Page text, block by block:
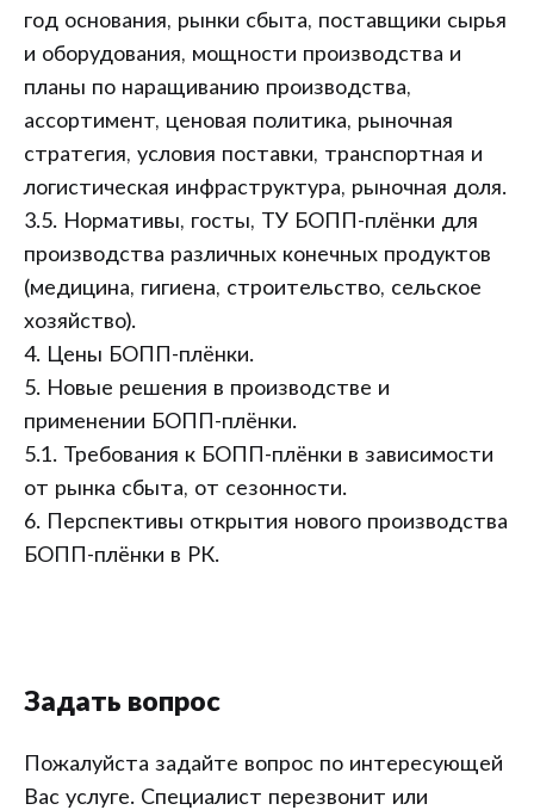
год основания, рынки сбыта, поставщики сырья
и оборудования, мощности производства и
планы по наращиванию производства,
ассортимент, ценовая политика, рыночная
стратегия, условия поставки, транспортная и
логистическая инфраструктура, рыночная доля.
3.5. Нормативы, госты, ТУ БОПП-плёнки для
производства различных конечных продуктов
(медицина, гигиена, строительство, сельское
хозяйство).
4. Цены БОПП-плёнки.
5. Новые решения в производстве и
применении БОПП-плёнки.
5.1. Требования к БОПП-плёнки в зависимости
от рынка сбыта, от сезонности.
6. Перспективы открытия нового производства
БОПП-плёнки в РК.
Задать вопрос
Пожалуйста задайте вопрос по интересующей
Вас услуге. Специалист перезвонит или